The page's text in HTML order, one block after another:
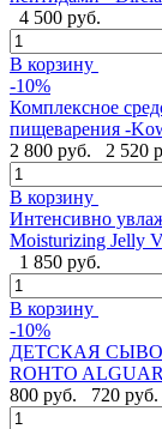
4 500 руб.
В корзину
-10%
Комплексное
пищеварения -
2 800 руб.
2 520
В корзину
Интенсивно
Moisturizing Jelly
1 850 руб.
В корзину
-10%
ДЕТСКАЯ
ROHTO
800 руб.
720 руб.